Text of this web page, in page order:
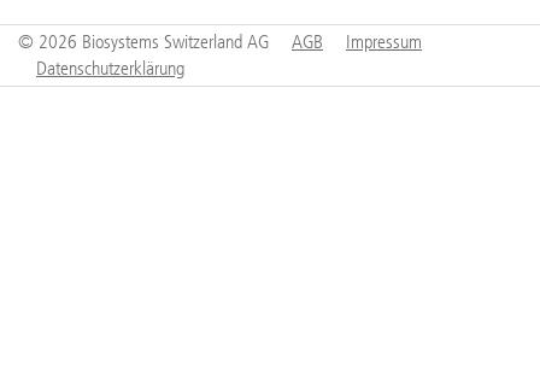
© 2026 Biosystems Switzerland AG AGB
Impressum
Datenschutzerklärung